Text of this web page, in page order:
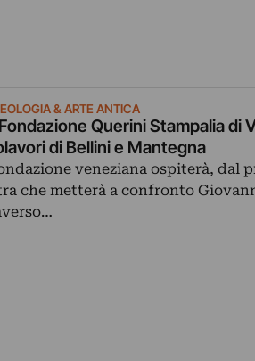
& ARTE ANTICA
Querini Stampalia di
di Bellini e Mantegna
veneziana ospiterà, dal
che metterà a confronto